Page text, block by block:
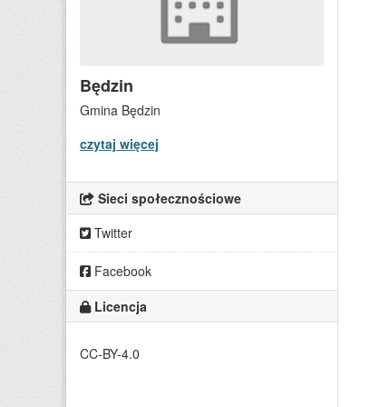
Będzin
Gmina Będzin
czytaj więcej
Sieci społecznościowe
Twitter
Facebook
Licencja
CC-BY-4.0